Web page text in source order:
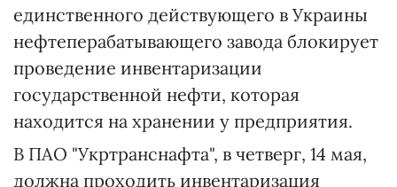
единственного действующего в Украины
нефтеперабатывающего завода блокирует
проведение инвентаризации
государственной нефти, которая
находится на хранении у предприятия.
В ПАО "Укртранснафта", в четверг, 14 мая,
должна проходить инвентаризация